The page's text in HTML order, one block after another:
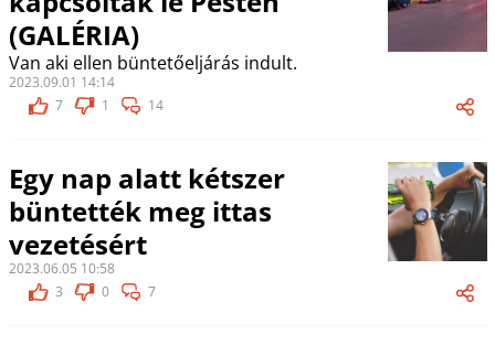
(GALÉRIA)
Van aki ellen büntetőeljárás indult.
2023.09.01 14:14
7
1 14
Egy nap alatt kétszer
büntették meg ittas
vezetésért
2023.06.05 10:58
3
0 7